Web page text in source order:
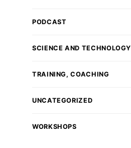
PODCAST
SCIENCE AND TECHNOLOGY
TRAINING, COACHING
UNCATEGORIZED
WORKSHOPS